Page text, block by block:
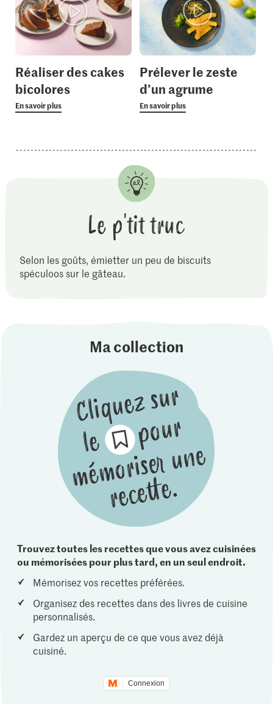
Réaliser des cakes
bicolores
En savoir plus
Prélever le zeste
d’un agrume
En savoir plus
Le p'tit truc
Selon les goûts, émietter un peu de biscuits
spéculoos sur le gâteau.
Ma collection
Trouvez toutes les recettes que vous avez cuisinées
ou mémorisées pour plus tard, en un seul endroit.
Mémorisez vos recettes préférées.
Organisez des recettes dans des livres de cuisine
personnalisés.
Gardez un aperçu de ce que vous avez déjà
cuisiné.
Connexion